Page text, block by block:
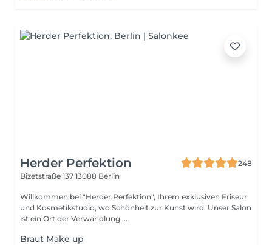
Herder Perfektion
248
Bizetstraße 137 13088 Berlin
Willkommen bei "Herder Perfektion", Ihrem exklusiven Friseur
und Kosmetikstudio, wo Schönheit zur Kunst wird. Unser Salon
ist ein Ort der Verwandlung ...
Braut Make up